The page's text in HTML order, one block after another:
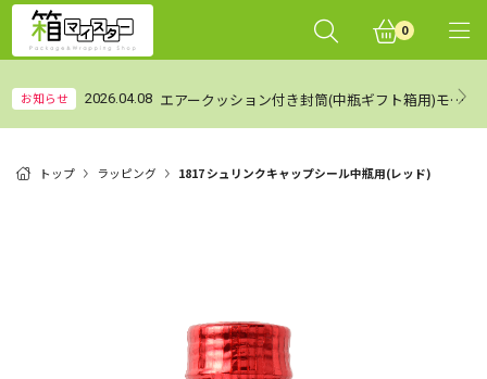
0
お知らせ 2026.04.08 エアークッション付き封筒(中瓶ギフト箱用)モニターレビュー集計結果（まとめ）
トップ ラッピング 1817 シュリンクキャップシール中瓶用(レッド)